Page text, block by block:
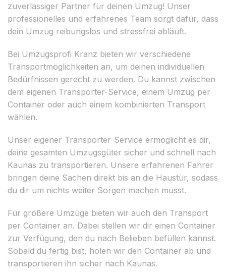
zuverlässiger Partner für deinen Umzug! Unser
professionelles und erfahrenes Team sorgt dafür, dass
dein Umzug reibungslos und stressfrei abläuft.
Bei Umzugsprofi Kranz bieten wir verschiedene
Transportmöglichkeiten an, um deinen individuellen
Bedürfnissen gerecht zu werden. Du kannst zwischen
dem eigenen Transporter-Service, einem Umzug per
Container oder auch einem kombinierten Transport
wählen.
Unser eigener Transporter-Service ermöglicht es dir,
deine gesamten Umzugsgüter sicher und schnell nach
Kaunas zu transportieren. Unsere erfahrenen Fahrer
bringen deine Sachen direkt bis an die Haustür, sodass
du dir um nichts weiter Sorgen machen musst.
Für größere Umzüge bieten wir auch den Transport
per Container an. Dabei stellen wir dir einen Container
zur Verfügung, den du nach Belieben befüllen kannst.
Sobald du fertig bist, holen wir den Container ab und
transportieren ihn sicher nach Kaunas.